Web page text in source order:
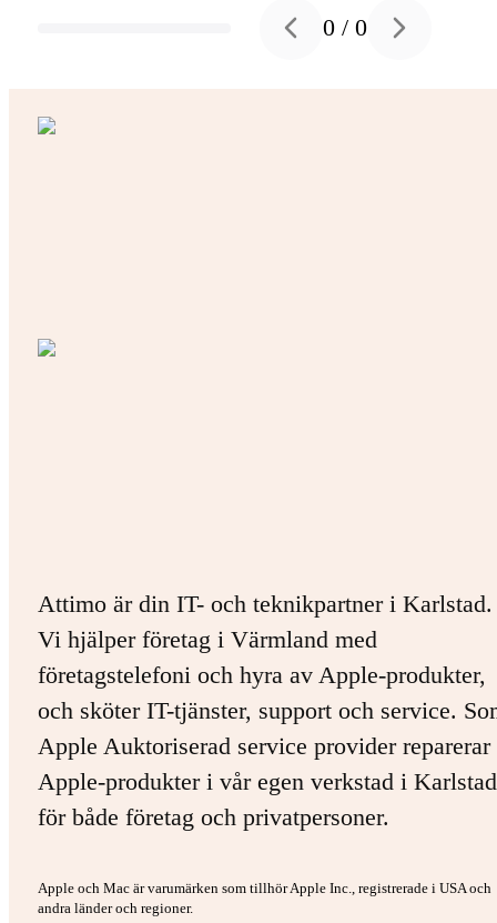
Previous slide
0 /0 Next slide
Attimo är din IT- och teknikpartner i Karlstad.
Vi hjälper företag i Värmland med
företagstelefoni och hyra av Apple-produkter,
och sköter IT-tjänster, support och service.
Apple Auktoriserad service provider
Apple-produkter i vår egen verkstad i
för både företag och privatpersoner.
Apple och Mac är varumärken som tillhör Apple Inc., registrerade i USA och
andra länder och regioner.